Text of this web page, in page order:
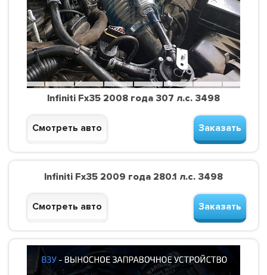
Infiniti Fx35 2008 года 307 л.с. 3498
Смотреть авто Заказать
Infiniti Fx35 2009 года 280.1 л.с. 3498
Смотреть авто Заказать